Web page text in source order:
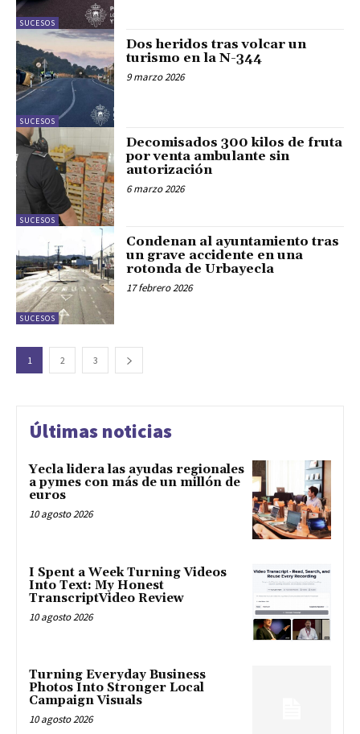
SUCESOS
SUCESOS
Dos heridos tras volcar un
turismo en la N-344
9 marzo 2026
SUCESOS
Decomisados 300 kilos de fruta
por venta ambulante sin
autorización
6 marzo 2026
SUCESOS
Condenan al ayuntamiento tras
un grave accidente en una
rotonda de Urbayecla
17 febrero 2026
1 2 3
Últimas noticias
Yecla lidera las ayudas regionales
a pymes con más de un millón de
euros
10 agosto 2026
I Spent a Week Turning Videos
Into Text: My Honest
TranscriptVideo Review
10 agosto 2026
Turning Everyday Business
Photos Into Stronger Local
Campaign Visuals
10 agosto 2026